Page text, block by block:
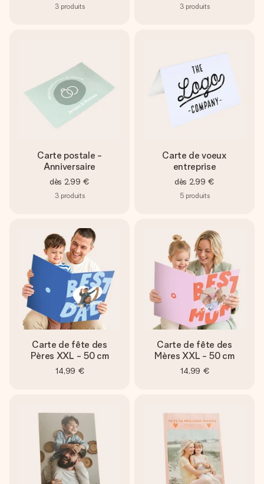
3 produits 3 produits
Carte postale -
Anniversaire
dès 2,99 €
3 produits
Carte de voeux
entreprise
dès 2,99 €
5 produits
Carte de fête des
Pères XXL - 50 cm
14,99 €
Carte de fête des
Mères XXL - 50 cm
14,99 €